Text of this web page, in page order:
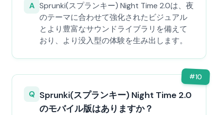
A Sprunki(スプランキー) Night Time 2.0は、夜
のテーマに合わせて強化されたビジュアル
とより豊富なサウンドライブラリを備えて
おり、より没入型の体験を生み出します。
#10
Q Sprunki(スプランキー) Night Time 2.0
のモバイル版はありますか？